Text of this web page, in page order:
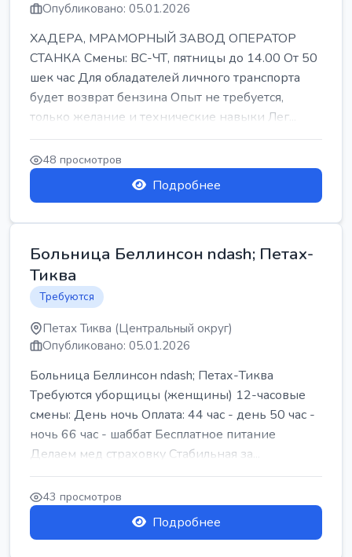
Опубликовано: 05.01.2026
ХАДЕРА, МРАМОРНЫЙ ЗАВОД ОПЕРАТОР
СТАНКА Смены: ВС-ЧТ, пятницы до 14.00 От 50
шек час Для обладателей личного транспорта
будет возврат бензина Опыт не требуется,
только желание и технические навыки Лег...
48 просмотров
Подробнее
Больница Беллинсон ndash; Петах-
Тиква
Требуются
Петах Тиква (Центральный округ)
Опубликовано: 05.01.2026
Больница Беллинсон ndash; Петах-Тиква
Требуются уборщицы (женщины) 12-часовые
смены: День ночь Оплата: 44 час - день 50 час -
ночь 66 час - шаббат Бесплатное питание
Делаем мед страховку Стабильная за...
43 просмотров
Подробнее